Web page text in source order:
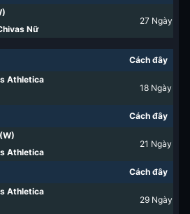
Nữ
27 Ngày
Cách đây
Athletica
18 Ngày
Cách đây
Athletica
21 Ngày
Cách đây
Athletica
29 Ngày